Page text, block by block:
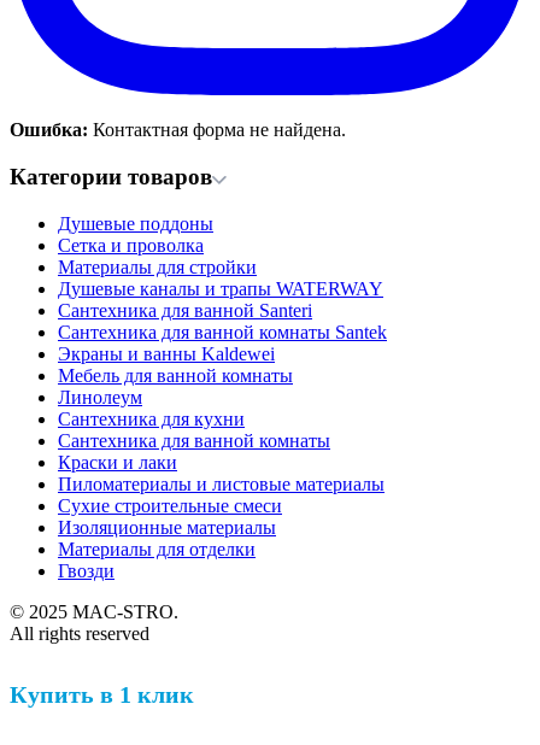
Ошибка: Контактная форма не найдена.
Категории товаров
Душевые поддоны
Сетка и проволка
Материалы для стройки
Душевые каналы и трапы WATERWAY
Сантехника для ванной Santeri
Сантехника для ванной комнаты Santek
Экраны и ванны Kaldewei
Мебель для ванной комнаты
Линолеум
Сантехника для кухни
Сантехника для ванной комнаты
Краски и лаки
Пиломатериалы и листовые материалы
Сухие строительные смеси
Изоляционные материалы
Материалы для отделки
Гвозди
© 2025 MAC-STRO.
All rights reserved
Купить в 1 клик